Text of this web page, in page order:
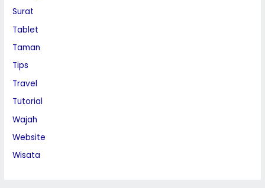
Surat
Tablet
Taman
Tips
Travel
Tutorial
Wajah
Website
Wisata